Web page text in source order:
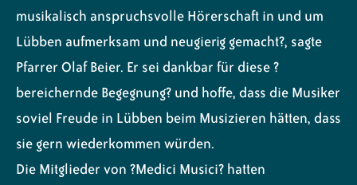
musikalisch anspruchsvolle Hörerschaft in und um
Lübben aufmerksam und neugierig gemacht?, sagte
Pfarrer Olaf Beier. Er sei dankbar für diese ?
bereichernde Begegnung? und hoffe, dass die Musiker
soviel Freude in Lübben beim Musizieren hätten, dass
sie gern wiederkommen würden.
Die Mitglieder von ?Medici Musici? hatten